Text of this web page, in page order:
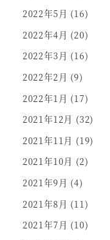
2022年5月 (16)
2022年4月 (20)
2022年3月 (16)
2022年2月 (9)
2022年1月 (17)
2021年12月 (32)
2021年11月 (19)
2021年10月 (2)
2021年9月 (4)
2021年8月 (11)
2021年7月 (10)